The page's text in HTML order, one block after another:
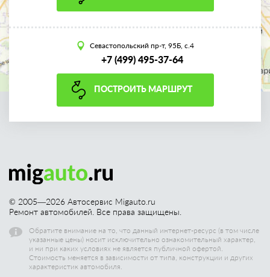
Севастопольский пр-т, 95Б, с.4
+7 (499) 495-37-64
ПОСТРОИТЬ МАРШРУТ
© 2005—2026 Автосервис Migauto.ru
Ремонт автомобилей. Все права защищены.
Обратите внимание на то, что данный интернет-ресурс (в том числе
указанные цены) носит исключительно ознакомительный характер,
и ни при каких условиях не является публичной офертой.
Стоимость меняется в зависимости от типа, конструкции и других
характеристик автомобиля.